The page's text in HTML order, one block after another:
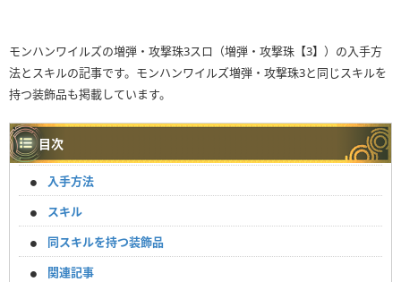
モンハンワイルズの増弾・攻撃珠3スロ（増弾・攻撃珠【3】）の入手方
法とスキルの記事です。モンハンワイルズ増弾・攻撃珠3と同じスキルを
持つ装飾品も掲載しています。
目次
入手方法
スキル
同スキルを持つ装飾品
関連記事